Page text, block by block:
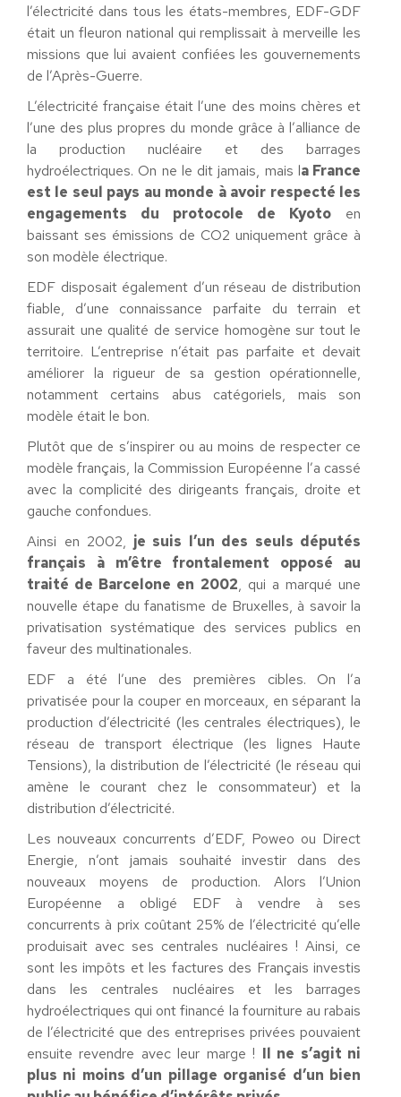
l’électricité dans tous les états-membres, EDF-GDF
était un fleuron national qui remplissait à merveille les
missions que lui avaient confiées les gouvernements
de l’Après-Guerre.
L’électricité française était l’une des moins chères et
l’une des plus propres du monde grâce à l’alliance de
la production nucléaire et des barrages
hydroélectriques. On ne le dit jamais, mais la France
est le seul pays au monde à avoir respecté les
engagements du protocole de Kyoto en
baissant ses émissions de CO2 uniquement grâce à
son modèle électrique.
EDF disposait également d’un réseau de distribution
fiable, d’une connaissance parfaite du terrain et
assurait une qualité de service homogène sur tout le
territoire. L’entreprise n’était pas parfaite et devait
améliorer la rigueur de sa gestion opérationnelle,
notamment certains abus catégoriels, mais son
modèle était le bon.
Plutôt que de s’inspirer ou au moins de respecter ce
modèle français, la Commission Européenne l’a cassé
avec la complicité des dirigeants français, droite et
gauche confondues.
Ainsi en 2002, je suis l’un des seuls députés
français à m’être frontalement opposé au
traité de Barcelone en 2002, qui a marqué une
nouvelle étape du fanatisme de Bruxelles, à savoir la
privatisation systématique des services publics en
faveur des multinationales.
EDF a été l’une des premières cibles. On l’a
privatisée pour la couper en morceaux, en séparant la
production d’électricité (les centrales électriques), le
réseau de transport électrique (les lignes Haute
Tensions), la distribution de l’électricité (le réseau qui
amène le courant chez le consommateur) et la
distribution d’électricité.
Les nouveaux concurrents d’EDF, Poweo ou Direct
Energie, n’ont jamais souhaité investir dans des
nouveaux moyens de production. Alors l’Union
Européenne a obligé EDF à vendre à ses
concurrents à prix coûtant 25% de l’électricité qu’elle
produisait avec ses centrales nucléaires ! Ainsi, ce
sont les impôts et les factures des Français investis
dans les centrales nucléaires et les barrages
hydroélectriques qui ont financé la fourniture au rabais
de l’électricité que des entreprises privées pouvaient
ensuite revendre avec leur marge ! Il ne s’agit ni
plus ni moins d’un pillage organisé d’un bien